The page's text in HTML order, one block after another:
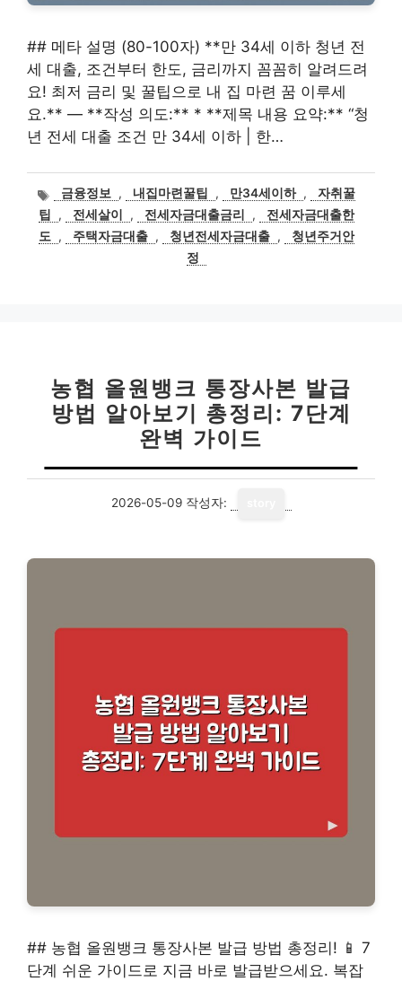
## 메타 설명 (80-100자) **만 34세 이하 청년 전
세 대출, 조건부터 한도, 금리까지 꼼꼼히 알려드려
요! 최저 금리 및 꿀팁으로 내 집 마련 꿈 이루세
요.** — **작성 의도:** * **제목 내용 요약:** “청
년 전세 대출 조건 만 34세 이하 | 한…
태금융정보 , 내집마련꿀팁 , 만34세이하 ,
자취꿀
팁
, 전세살이 , 전세자금대출금리 ,
전세자금대출한
도
, 주택자금대출 , 청년전세자금대출 ,
청년주거안
정
농협 올원뱅크 통장사본 발급
방법 알아보기 총정리: 7단계
완벽 가이드
2026-05-09 작성자:
## 농협 올원뱅크 통장사본 발급 방법 총정리! 📱 7
단계 쉬운 가이드로 지금 바로 발급받으세요. 복잡